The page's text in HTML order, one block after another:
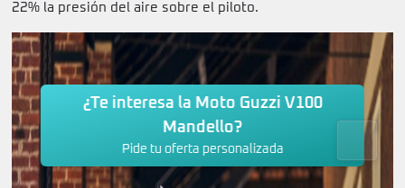
22% la presión del aire sobre el piloto.
¿Te interesa la Moto Guzzi V100
Mandello?
Pide tu oferta personalizada